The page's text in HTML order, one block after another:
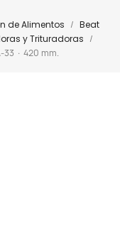
de Alimentos
Beat
y Trituradoras
· 420 mm.